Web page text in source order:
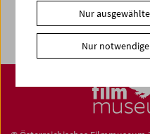
Nur
Nur